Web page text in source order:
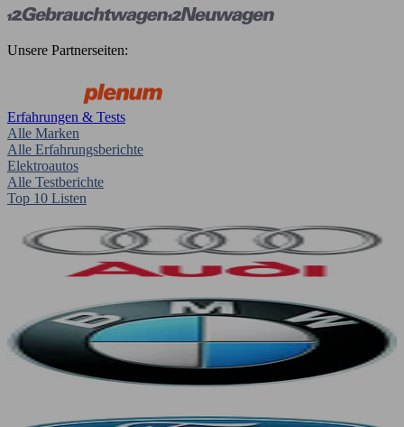
Unsere Partnerseiten:
Erfahrungen & Tests
Alle Marken
Alle Erfahrungsberichte
Elektroautos
Alle Testberichte
Top 10 Listen